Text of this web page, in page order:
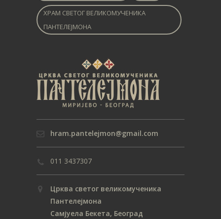
ХРАМ СВЕТОГ ВЕЛИКОМУЧЕНИКА
ПАНТЕЛЕЈМОНА
hram.pantelejmon@gmail.com
011 3437307
Црква светог великомученика
Пантелејмона
Самјуела Бекета, Београд